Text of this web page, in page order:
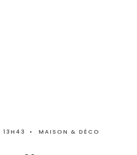
13H43 • MAISON & DÉCO